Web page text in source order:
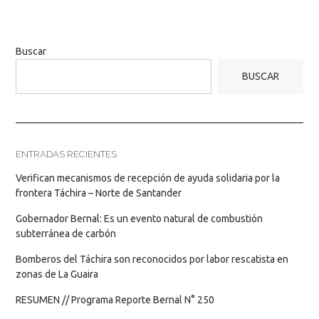
Buscar
BUSCAR
ENTRADAS RECIENTES
Verifican mecanismos de recepción de ayuda solidaria por la
frontera Táchira – Norte de Santander
Gobernador Bernal: Es un evento natural de combustión
subterránea de carbón
Bomberos del Táchira son reconocidos por labor rescatista en
zonas de La Guaira
RESUMEN // Programa Reporte Bernal N° 250